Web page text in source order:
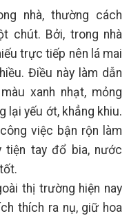
nhà, thường cách
chút. Bởi, trong nhà
trực tiếp nên lá mai
Điều này làm dẫn
xanh nhạt, mỏng
lại yếu ớt, khẳng khiu.
việc bận rộn làm
tay đổ bia, nước
thị trường hiện nay
thích ra nụ, giữ hoa